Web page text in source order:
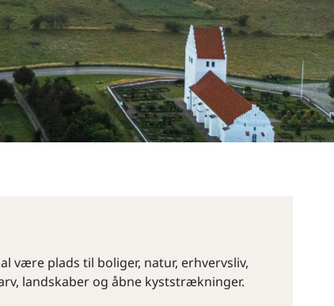
være plads til boliger, natur, erhvervsliv,
landskaber og åbne kyststrækninger.